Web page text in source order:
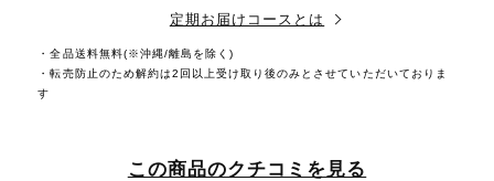
定期お届けコースとは
・全品送料無料(※沖縄/離島を除く)
・転売防止のため解約は2回以上受け取り後のみとさせていただいておりま
す
この商品のクチコミを見る